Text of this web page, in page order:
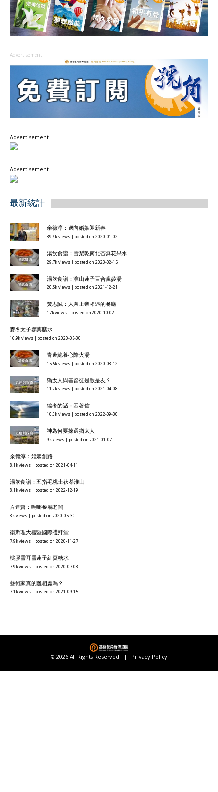
Advertisement
Advertisement
Advertisement
最新統計
余德淳：邁向婚姻迎新春
39.6k views | posted on 2020-01-02
湯飲食譜：雪梨乾南北杏無花果水
29.7k views | posted on 2023-02-15
湯飲食譜：淮山蓮子百合黨參湯
20.5k views | posted on 2021-12-21
黃志誠：人與上帝相遇的餐廳
17k views | posted on 2020-10-02
麥冬太子參藥膳水
16.9k views | posted on 2020-05-30
青邊鮑養心降火湯
15.5k views | posted on 2020-03-12
猶太人與基督徒是敵是友？
11.2k views | posted on 2021-04-08
編者的話：因著信
10.3k views | posted on 2022-09-30
神為何要揀選猶太人
9k views | posted on 2021-01-07
余德淳：婚姻創路
8.1k views | posted on 2021-04-11
湯飲食譜：五指毛桃土茯苓淮山
8.1k views | posted on 2022-12-19
方達賢：嗎哪餐廳老闆
8k views | posted on 2020-05-30
衞斯理大樓暨國際禮拜堂
7.9k views | posted on 2020-11-27
桃膠雪耳雪蓮子紅棗糖水
7.9k views | posted on 2020-07-03
藝術家真的難相處嗎？
7.1k views | posted on 2021-09-15
© 2026 All Rights Reserved | Privacy Policy